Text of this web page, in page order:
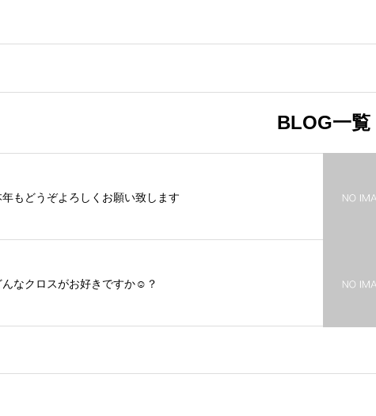
BLOG一覧
年もどうぞよろしくお願い致します
んなクロスがお好きですか☺️？